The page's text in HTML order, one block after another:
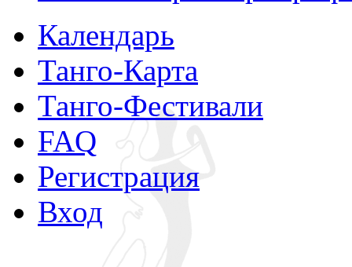
Календарь
Танго-Карта
Танго-Фестивали
FAQ
Регистрация
Вход